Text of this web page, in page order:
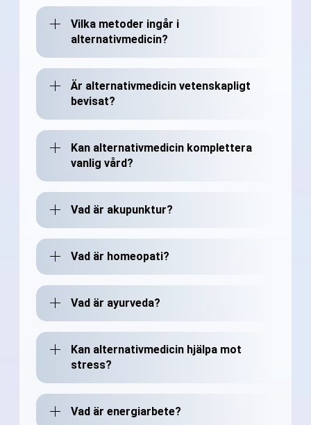
Vilka metoder ingår i
alternativmedicin?
Är alternativmedicin vetenskapligt
bevisat?
Kan alternativmedicin komplettera
vanlig vård?
Vad är akupunktur?
Vad är homeopati?
Vad är ayurveda?
Kan alternativmedicin hjälpa mot
stress?
Vad är energiarbete?